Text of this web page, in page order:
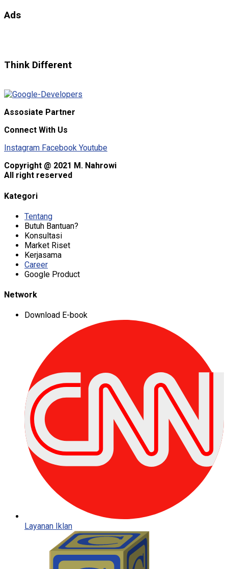
Ads
Think Different
Assosiate Partner
Connect With Us
Instagram Facebook Youtube
Copyright @ 2021 M. Nahrowi
All right reserved
Kategori
Tentang
Butuh Bantuan?
Konsultasi
Market Riset
Kerjasama
Career
Google Product
Network
Download E-book
Layanan Iklan